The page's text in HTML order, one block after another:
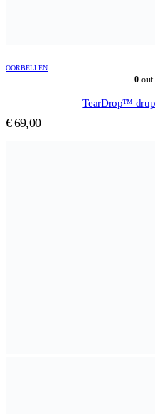
OORBELLEN
0
TearDrop™
€69,00